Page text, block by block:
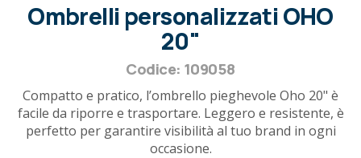
Ombrelli personalizzati OHO
20"
Codice: 109058
Compatto e pratico, l’ombrello pieghevole Oho 20" è
facile da riporre e trasportare. Leggero e resistente, è
perfetto per garantire visibilità al tuo brand in ogni
occasione.